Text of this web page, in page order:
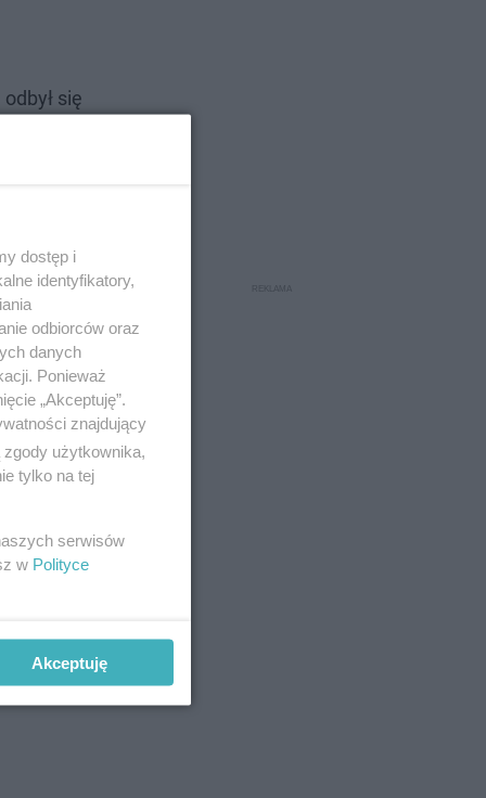
się
dostęp i
identyfikatory,
odbiorców oraz
danych
Ponieważ
„Akceptuję”.
znajdujący
użytkownika,
tylko na tej
serwisów
w Polityce
Akceptuję